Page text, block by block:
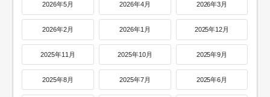
2026年5月 2026年4月 2026年3月
2026年2月 2026年1月 2025年12月
2025年11月 2025年10月 2025年9月
2025年8月 2025年7月 2025年6月